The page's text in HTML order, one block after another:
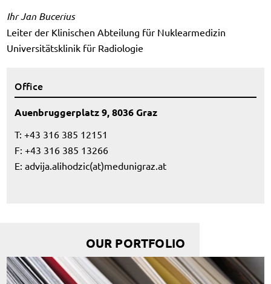
Ihr Jan Bucerius
Leiter der Klinischen Abteilung für Nuklearmedizin
Universitätsklinik für Radiologie
Office
Auenbruggerplatz 9, 8036 Graz
T: +43 316 385 12151
F: +43 316 385 13266
E: advija.alihodzic(at)medunigraz.at
OUR PORTFOLIO